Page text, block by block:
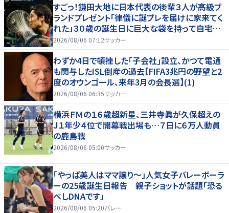
すごっ！鎌田大地に日本代表の後輩３人が高級ブ
ランドプレゼント「律儀に誕プレを届けに家来てく
れた」３０歳の誕生日に巨大な袋を持って自宅訪
問
2026/08/06 07:12サッカー
わずか4日で頓挫した｢子会社｣設立、かつて電通
も関与したISL倒産の過去【FIFA3兆円の野望と2
度のオウンゴール、来年3月の会長選】(1)
2026/08/06 06:35サッカー
横浜ＦＭの１６歳超新星、三井寺眞が久保超えの
Ｊ１年少４位で開幕戦出場も…７日に６万人動員
の鹿島戦
2026/08/06 05:00サッカー
「やっぱ美人はママ譲り～」人気女子バレーボーラ
ーの25歳誕生日報告 親子ショットが話題「恐る
べしDNAです」
2026/08/06 05:20バレー